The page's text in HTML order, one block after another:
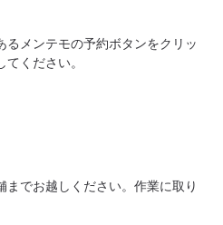
るメンテモの予約ボタンをクリッ
ください。
までお越しください。作業に取り